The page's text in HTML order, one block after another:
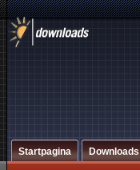
Startpagina Downloads